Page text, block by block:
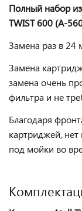
Полный набор
TWIST 600 (A-
Замена раз в 24
Замена
замена очень
фильтра и не
Благодаря
картриджей, нет
под мойки во